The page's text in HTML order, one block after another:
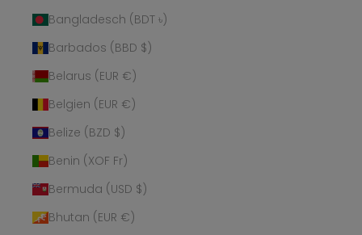
Bangladesch (BDT ৳)
Barbados (BBD $)
Belarus (EUR €)
Belgien (EUR €)
Belize (BZD $)
Benin (XOF Fr)
Bermuda (USD $)
Bhutan (EUR €)